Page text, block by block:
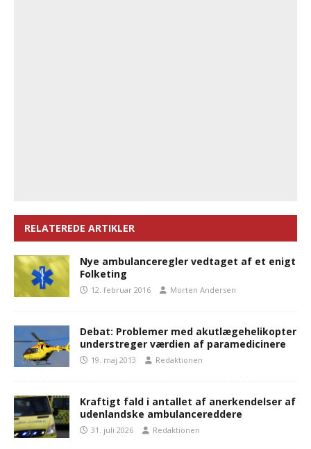
RELATEREDE ARTIKLER
Nye ambulanceregler vedtaget af et enigt
Folketing
12. februar 2016 Morten Andersen
Debat: Problemer med akutlægehelikopter
understreger værdien af paramedicinere
19. maj 2013 Redaktionen
Kraftigt fald i antallet af anerkendelser af
udenlandske ambulancereddere
31. juli 2026 Redaktionen